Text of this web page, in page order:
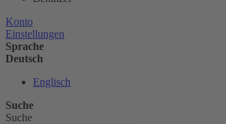
Konto
Einstellungen
Sprache
Deutsch
Englisch
Suche
Suche